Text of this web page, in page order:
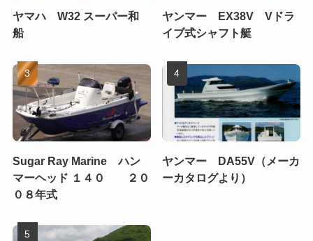
ヤマハ W32 スーパー和
船
ヤンマー EX38V Vドラ
イブ式シャフト艇
Sugar Ray Marine ハン
マーヘッド １４０ ２０
０８年式
ヤンマー DA55V（メーカ
ーカタログより）